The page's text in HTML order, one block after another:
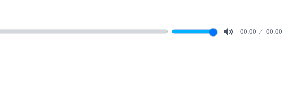
00:00 00:00